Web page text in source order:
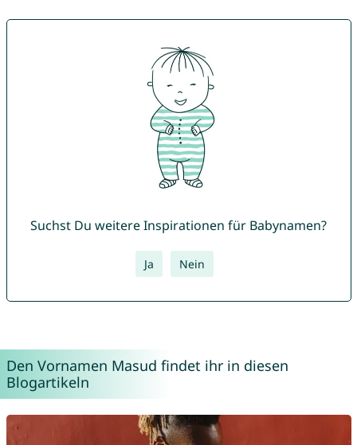
Suchst Du weitere Inspirationen für Babynamen?
Ja Nein
Den Vornamen Masud findet ihr in diesen
Blogartikeln